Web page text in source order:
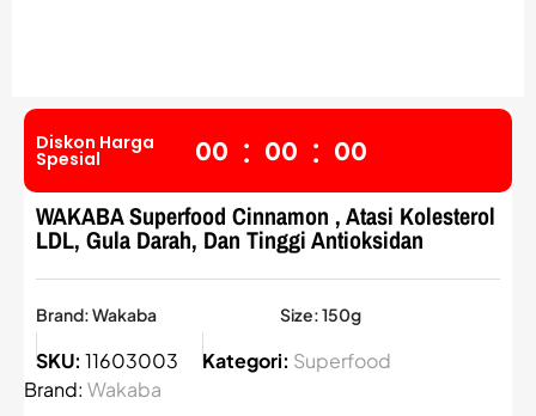
Diskon Harga
Spesial 00 : 00 : 00
WAKABA Superfood Cinnamon , Atasi Kolesterol
LDL, Gula Darah, Dan Tinggi Antioksidan
Brand: Wakaba Size: 150g
SKU: 11603003 Kategori: Superfood
Brand: Wakaba